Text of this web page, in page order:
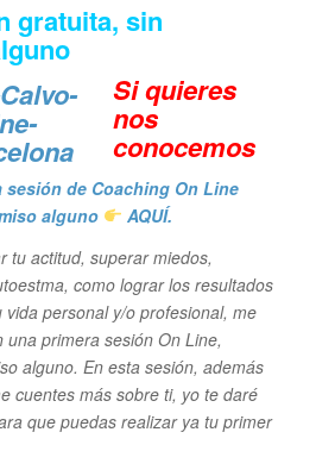
gratuita, sin
Si quieres
nos
conocemos
sesión de Coaching On Line
alguno
AQUÍ.
tu actitud, superar miedos,
como lograr los resultados
personal y/o profesional, me
primera sesión On Line,
alguno. En esta sesión, además
cuentes más sobre ti, yo te daré
que puedas realizar ya tu primer